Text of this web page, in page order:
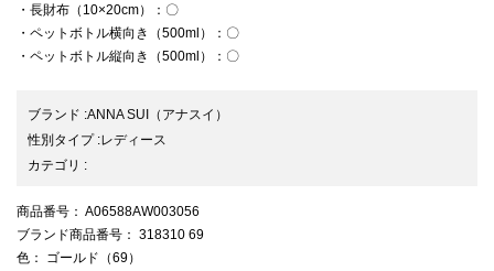
・長財布（10×20cm）：〇
・ペットボトル横向き（500ml）：〇
・ペットボトル縦向き（500ml）：〇
ブランド :ANNA SUI （アナスイ）
性別タイプ:レディース
カテゴリ :
商品番号 ： A06588AW003056
ブランド商品番号 ： 318310 69
色 ： ゴールド（69）